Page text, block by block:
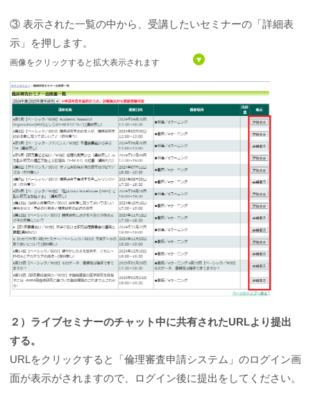
③ 表示された一覧の中から、受講したいセミナーの「詳細表
示」を押します。
画像をクリックすると拡大表示されます
２）ライブセミナーのチャット中に共有されたURLより提出
する。
URLをクリックすると「倫理審査申請システム」のログイン画
面が表示がされますので、ログイン後に提出をしてください。